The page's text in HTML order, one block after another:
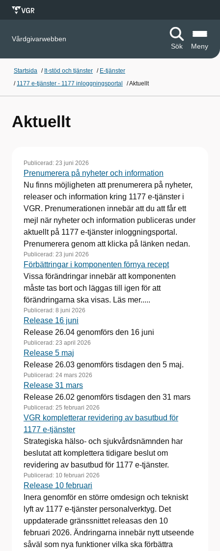
Vårdgivarwebben
Sök
Meny
Startsida / It-stöd och tjänster / E-tjänster
/ 1177 e-tjänster - 1177 inloggningsportal /Aktuellt
Aktuellt
Publicerad: 23 juni 2026
Prenumerera på nyheter och information
Nu finns möjligheten att prenumerera på nyheter,
releaser och information kring 1177 e-tjänster i
VGR. Prenumerationen innebär att du att får ett
mejl när nyheter och information publiceras under
aktuellt på 1177 e-tjänster inloggningsportal.
Prenumerera genom att klicka på länken nedan.
Publicerad: 23 juni 2026
Förbättringar i komponenten förnya recept
Vissa förändringar innebär att komponenten
måste tas bort och läggas till igen för att
förändringarna ska visas. Läs mer.....
Publicerad: 8 juni 2026
Release 16 juni
Release 26.04 genomförs den 16 juni
Publicerad: 23 april 2026
Release 5 maj
Release 26.03 genomförs tisdagen den 5 maj.
Publicerad: 24 mars 2026
Release 31 mars
Release 26.02 genomförs tisdagen den 31 mars
Publicerad: 25 februari 2026
VGR kompletterar revidering av basutbud för
1177 e-tjänster
Strategiska hälso- och sjukvårdsnämnden har
beslutat att komplettera tidigare beslut om
revidering av basutbud för 1177 e-tjänster.
Publicerad: 10 februari 2026
Release 10 februari
Inera genomför en större omdesign och tekniskt
lyft av 1177 e-tjänster personalverktyg. Det
uppdaterade gränssnittet releasas den 10
februari 2026. Ändringarna innebär nytt utseende
såväl som nya funktioner vilka ska förbättra